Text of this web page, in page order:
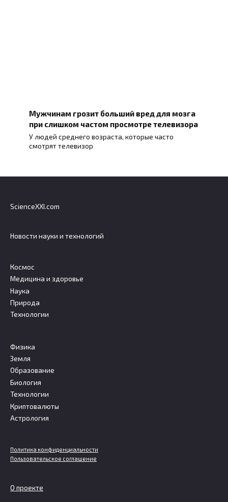
Мужчинам грозит больший вред для мозга
при слишком частом просмотре телевизора
У людей среднего возраста, которые часто
смотрят телевизор
ScienceXXI.com
Новости науки и технологий
Космос
Медицина и здоровье
Наука
Природа
Технологии
Физика
Земля
Образование
Биология
Технологии
Криптовалюты
Астрология
Политика конфиденциальности
Пользовательское соглашение
О проекте